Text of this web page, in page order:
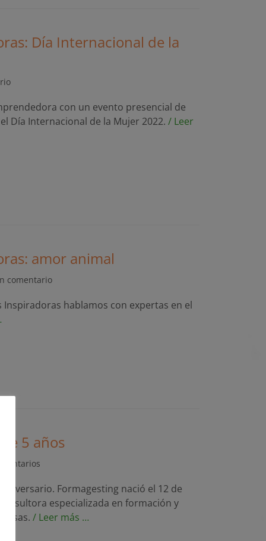
Día Internacional de la
con un evento presencial de
Día Internacional de la Mujer 2022. / Leer
amor animal
comentario
Inspiradoras hablamos con expertas en el
5 años
Formagesting nació el 12 de
especializada en formación y
/ Leer más …